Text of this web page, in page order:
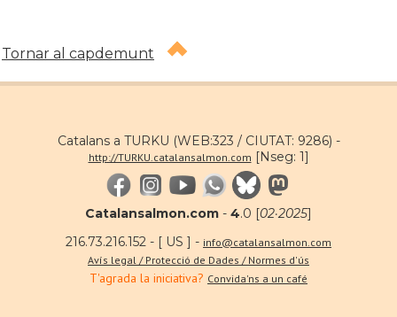
Tornar al capdemunt
Catalans a TURKU (WEB:323 / CIUTAT: 9286) -
http://TURKU.catalansalmon.com [Nseg: 1]
Catalansalmon.com - 4.0 [02·2025]
216.73.216.152 - [ US ] - info@catalansalmon.com
Avís legal / Protecció de Dades / Normes d'ús
T'agrada la iniciativa? Convida'ns a un café